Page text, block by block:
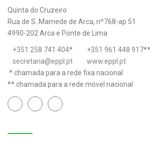
Quinta do Cruzeiro
Rua de S. Mamede de Arca, nº768-ap 51
4990-202 Arca e Ponte de Lima
+351 258 741 404* +351 961 448 917**
secretaria@eppl.pt
www.eppl.pt
* chamada para a rede fixa nacional
** chamada para a rede móvel nacional